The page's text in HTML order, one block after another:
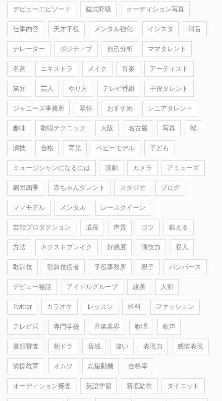
デビューエピソード 腹式呼吸 オーディション写真
仕事内容 天才子役 メンタル強化 インスタ 滑舌
ナレーター ポジティブ 自己分析 ママタレント
名言 エキストラ メイク 音楽 アーティスト
笑顔 芸人 やり方 テレビ番組 子役タレント
ジャニーズ事務所 緊張 おすすめ シニアタレント
趣味 歌唱テクニック 大阪 名古屋 写真 喉
演技 合格 育児 ベビーモデル 子ども
ミュージシャンになるには 演劇 カメラ アミューズ
劇団四季 赤ちゃんタレント スタジオ ブログ
ママモデル メンタル レースクイーン
芸能プロダクション 成長 声質 コツ 鍛える
方法 ネクストブレイク 好感度 演技力 収入
歌舞伎 歌舞伎役者 子役事務所 親子 パンパース
デビュー秘話 アイドルグループ 改善 人前
Twitter カラオケ レッスン 給料 ファッション
テレビ局 専門学校 音楽業界 歌唱 歌声
書類審査 朝ドラ 音域 違い 表現力 感情表現
情操教育 オムツ 志望動機 合格率
オーディション審査 英語学習 新垣結衣 ダイエット